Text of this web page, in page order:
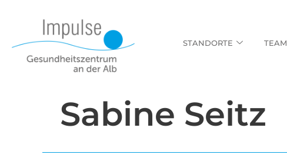
STANDORTE TEAM
Sabine Seitz